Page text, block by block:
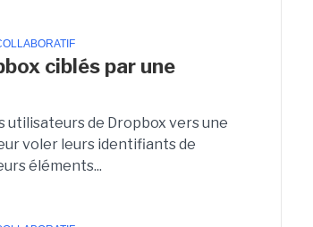
ciblés par une
utilisateurs de Dropbox vers une
voler leurs identifiants de
éléments...